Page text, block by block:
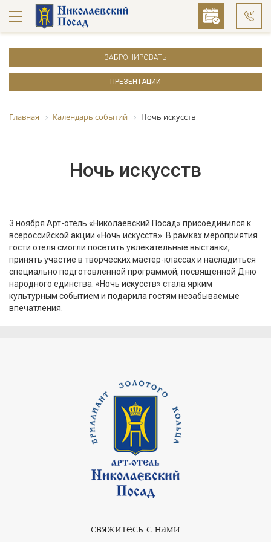
ЗАБРОНИРОВАТЬ
ПРЕЗЕНТАЦИИ
Главная Календарь событий Ночь искусств
Ночь искусств
3 ноября Арт-отель «Николаевский Посад» присоединился к
всероссийской акции «Ночь искусств». В рамках мероприятия
гости отеля смогли посетить увлекательные выставки,
принять участие в творческих мастер-классах и насладиться
специально подготовленной программой, посвященной Дню
народного единства. «Ночь искусств» стала ярким
культурным событием и подарила гостям незабываемые
впечатления.
свяжитесь с нами